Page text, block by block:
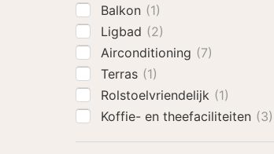
Balkon (1)
Ligbad (2)
Airconditioning (7)
Terras (1)
Rolstoelvriendelijk (1)
Koffie- en theefaciliteiten (3)